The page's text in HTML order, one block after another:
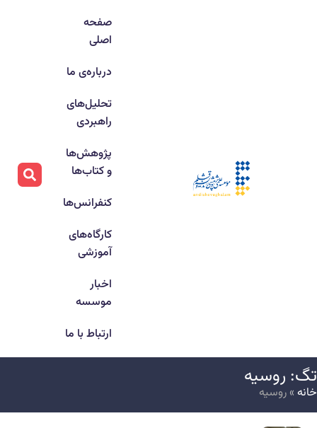
صفحه
اصلی
درباره‌ی ما
تحلیل‌های
راهبردی
پژوهش‌ها
و کتاب‌ها
کنفرانس‌ها
کارگاه‌های
آموزشی
اخبار
موسسه
ارتباط با ما
روسیه
» روسیه